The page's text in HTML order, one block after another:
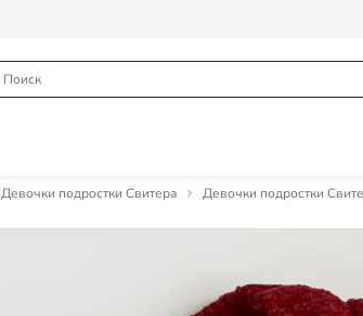
Девочки подростки Свитера Девочки подростки